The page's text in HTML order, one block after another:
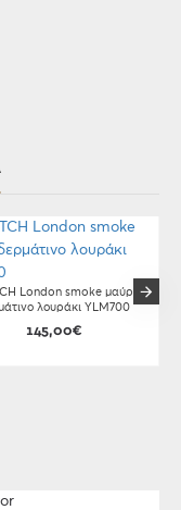
London smoke μαύρο
λουράκι YLM700
145,00€